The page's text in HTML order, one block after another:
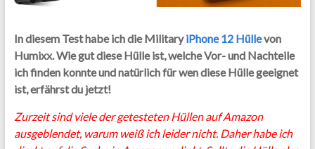
In diesem Test habe ich die MilitaryiPhone 12 Hüllevon
Humixx. Wie gut diese Hülle ist, welche Vor- und Nachteile
ich finden konnte und natürlich für wen diese Hülle geeignet
ist, erfährst du jetzt!
Zurzeit sind viele der getesteten Hüllen auf Amazon
ausgeblendet, warum weiß ich leider nicht. Daher habe ich